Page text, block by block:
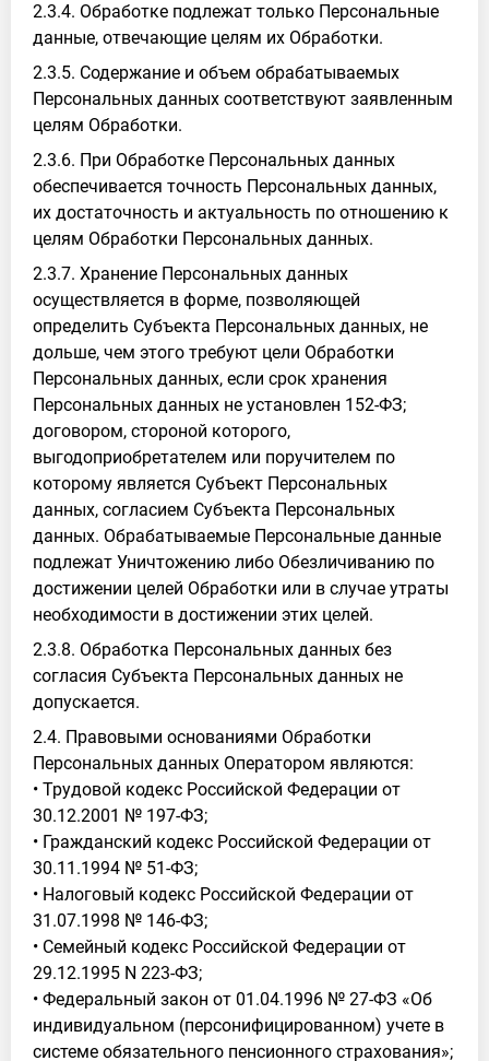
2.3.4. Обработке подлежат только Персональные
данные, отвечающие целям их Обработки.
2.3.5. Содержание и объем обрабатываемых
Персональных данных соответствуют заявленным
целям Обработки.
2.3.6. При Обработке Персональных данных
обеспечивается точность Персональных данных,
их достаточность и актуальность по отношению к
целям Обработки Персональных данных.
2.3.7. Хранение Персональных данных
осуществляется в форме, позволяющей
определить Субъекта Персональных данных, не
дольше, чем этого требуют цели Обработки
Персональных данных, если срок хранения
Персональных данных не установлен 152-ФЗ;
договором, стороной которого,
выгодоприобретателем или поручителем по
которому является Субъект Персональных
данных, согласием Субъекта Персональных
данных. Обрабатываемые Персональные данные
подлежат Уничтожению либо Обезличиванию по
достижении целей Обработки или в случае утраты
необходимости в достижении этих целей.
2.3.8. Обработка Персональных данных без
согласия Субъекта Персональных данных не
допускается.
2.4. Правовыми основаниями Обработки
Персональных данных Оператором являются:
• Трудовой кодекс Российской Федерации от
30.12.2001 № 197-ФЗ;
• Гражданский кодекс Российской Федерации от
30.11.1994 № 51-ФЗ;
• Налоговый кодекс Российской Федерации от
31.07.1998 № 146-ФЗ;
• Семейный кодекс Российской Федерации от
29.12.1995 N 223-ФЗ;
• Федеральный закон от 01.04.1996 № 27-ФЗ «Об
индивидуальном (персонифицированном) учете в
системе обязательного пенсионного страхования»;